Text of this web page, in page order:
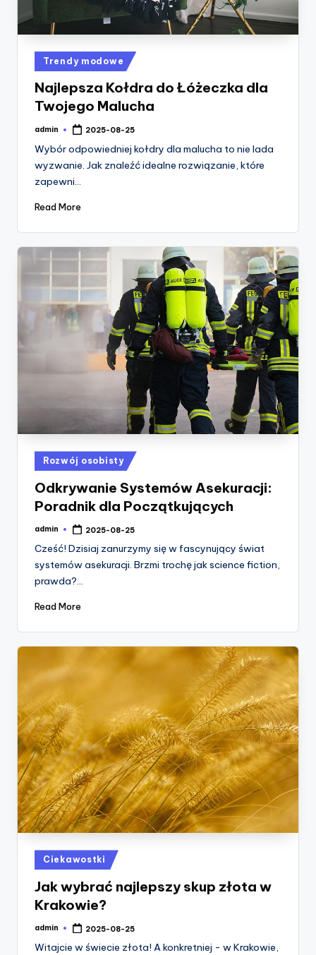
Posted
in
Trendy modowe
Najlepsza Kołdra do Łóżeczka dla
Twojego Malucha
Posted
admin 2025-08-25
Wybór odpowiedniej kołdry dla malucha to nie lada
wyzwanie. Jak znaleźć idealne rozwiązanie, które
zapewni…
Read More
Posted
in
Rozwój osobisty
Odkrywanie Systemów Asekuracji:
Poradnik dla Początkujących
Posted
admin 2025-08-25
Cześć! Dzisiaj zanurzymy się w fascynujący świat
systemów asekuracji. Brzmi trochę jak science fiction,
prawda?…
Read More
Posted
in
Ciekawostki
Jak wybrać najlepszy skup złota w
Krakowie?
Posted
admin 2025-08-25
Witajcie w świecie złota! A konkretniej - w Krakowie,